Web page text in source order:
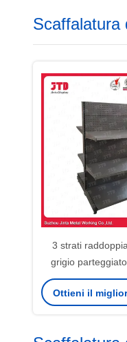
Scaffalatura
3 strati
grigio
scaffalatura
Ottieni il